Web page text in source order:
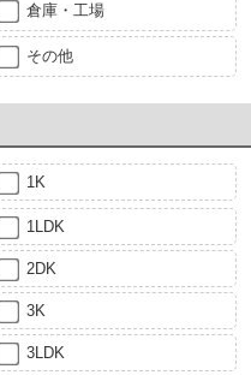
倉庫・工場
その他
1K
1LDK
2DK
3K
3LDK